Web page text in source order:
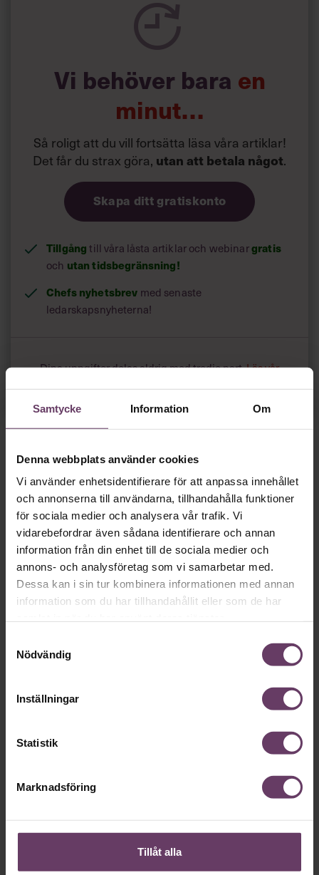
Samtycke Information Om
Denna webbplats använder cookies
Vi använder enhetsidentifierare för att anpassa innehållet
och annonserna till användarna, tillhandahålla funktioner
för sociala medier och analysera vår trafik. Vi
vidarebefordrar även sådana identifierare och annan
information från din enhet till de sociala medier och
annons- och analysföretag som vi samarbetar med.
Dessa kan i sin tur kombinera informationen med annan
information som du har tillhandahållit eller som de har
Nödvändig
Inställningar
Statistik
Marknadsföring
Tillåt alla
Vi behöver bara en
minut…
Så roligt att du vill fortsätta läsa våra artiklar!
Det får du strax göra, utan att betala något.
Skapa ditt gratiskonto
Tillgång till våra låsta artiklar och webinargratis
och utan tidsbegränsning!
Chefs nyhetsbrev med senaste
ledarskapsnyheterna!
Dina uppgifter delas aldrig med tredje part.Läs vår
Annonssamarbete:
Delta i Chefbarometern 2026
Sex
Så ska en partiledare
Provokation, glamour och